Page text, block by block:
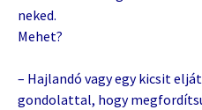
neked.
Mehet?
– Hajlandó vagy egy kicsit
gondolattal, hogy